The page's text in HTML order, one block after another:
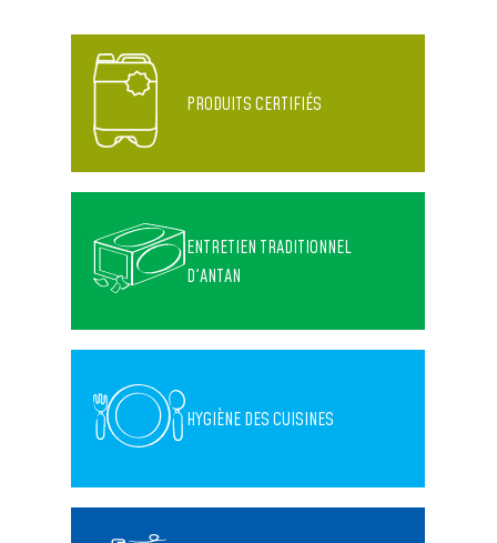
PRODUITS CERTIFIÉS
ENTRETIEN TRADITIONNEL
D'ANTAN
HYGIÈNE DES CUISINES